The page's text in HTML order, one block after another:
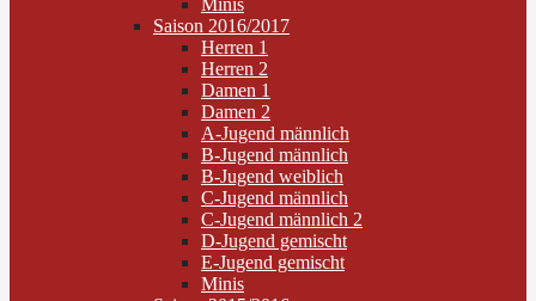
Minis
Saison 2016/2017
Herren 1
Herren 2
Damen 1
Damen 2
A-Jugend männlich
B-Jugend männlich
B-Jugend weiblich
C-Jugend männlich
C-Jugend männlich 2
D-Jugend gemischt
E-Jugend gemischt
Minis